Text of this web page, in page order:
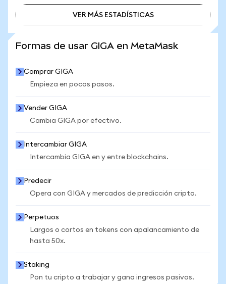
VER MÁS ESTADÍSTICAS
Formas de usar GIGA en MetaMask
Comprar GIGA
Empieza en pocos pasos.
Vender GIGA
Cambia GIGA por efectivo.
Intercambiar GIGA
Intercambia GIGA en y entre blockchains.
Predecir
Opera con GIGA y mercados de predicción cripto.
Perpetuos
Largos o cortos en tokens con apalancamiento de
hasta 50x.
Staking
Pon tu cripto a trabajar y gana ingresos pasivos.